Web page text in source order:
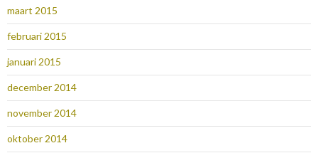
maart 2015
februari 2015
januari 2015
december 2014
november 2014
oktober 2014